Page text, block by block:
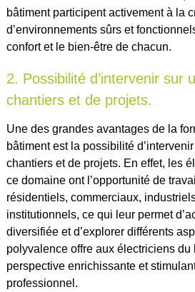
bâtiment participent activement à la
d’environnements sûrs et
confort et le bien-être de chacun.
2. Possibilité d’intervenir sur
chantiers et de projets.
Une des grandes avantages de la
bâtiment est la possibilité
chantiers et de projets. En effet, les
ce domaine ont l’opportunité de
résidentiels, commerciaux,
institutionnels, ce qui leur permet
diversifiée et d’explorer différents
polyvalence offre aux électriciens du
perspective enrichissante et
professionnel.